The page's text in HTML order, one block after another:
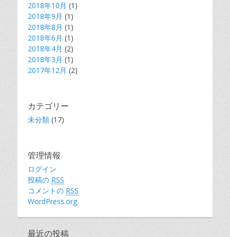
2018年10月 (1)
2018年9月 (1)
2018年8月 (1)
2018年6月 (1)
2018年4月 (2)
2018年3月 (1)
2017年12月 (2)
カテゴリー
未分類 (17)
管理情報
ログイン
投稿の RSS
コメントの RSS
WordPress.org
最近の投稿